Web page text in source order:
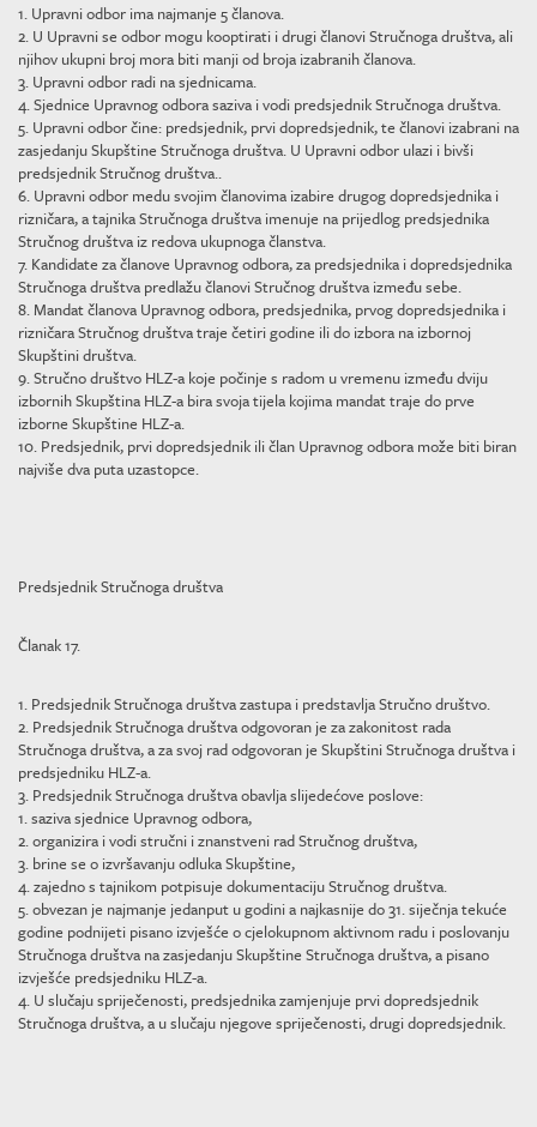
1. Upravni odbor ima najmanje 5 članova.
2. U Upravni se odbor mogu kooptirati i drugi članovi Stručnoga društva, ali
njihov ukupni broj mora biti manji od broja izabranih članova.
3. Upravni odbor radi na sjednicama.
4. Sjednice Upravnog odbora saziva i vodi predsjednik Stručnoga društva.
5. Upravni odbor čine: predsjednik, prvi dopredsjednik, te članovi izabrani na
zasjedanju Skupštine Stručnoga društva. U Upravni odbor ulazi i bivši
predsjednik Stručnog društva..
6. Upravni odbor medu svojim članovima izabire drugog dopredsjednika i
rizničara, a tajnika Stručnoga društva imenuje na prijedlog predsjednika
Stručnog društva iz redova ukupnoga članstva.
7. Kandidate za članove Upravnog odbora, za predsjednika i dopredsjednika
Stručnoga društva predlažu članovi Stručnog društva između sebe.
8. Mandat članova Upravnog odbora, predsjednika, prvog dopredsjednika i
rizničara Stručnog društva traje četiri godine ili do izbora na izbornoj
Skupštini društva.
9. Stručno društvo HLZ-a koje počinje s radom u vremenu između dviju
izbornih Skupština HLZ-a bira svoja tijela kojima mandat traje do prve
izborne Skupštine HLZ-a.
10. Predsjednik, prvi dopredsjednik ili član Upravnog odbora može biti biran
najviše dva puta uzastopce.
Predsjednik Stručnoga društva
Članak 17.
1. Predsjednik Stručnoga društva zastupa i predstavlja Stručno društvo.
2. Predsjednik Stručnoga društva odgovoran je za zakonitost rada
Stručnoga društva, a za svoj rad odgovoran je Skupštini Stručnoga društva i
predsjedniku HLZ-a.
3. Predsjednik Stručnoga društva obavlja slijedećove poslove:
1. saziva sjednice Upravnog odbora,
2. organizira i vodi stručni i znanstveni rad Stručnog društva,
3. brine se o izvršavanju odluka Skupštine,
4. zajedno s tajnikom potpisuje dokumentaciju Stručnog društva.
5. obvezan je najmanje jedanput u godini a najkasnije do 31. siječnja tekuće
godine podnijeti pisano izvješće o cjelokupnom aktivnom radu i poslovanju
Stručnoga društva na zasjedanju Skupštine Stručnoga društva, a pisano
izvješće predsjedniku HLZ-a.
4. U slučaju spriječenosti, predsjednika zamjenjuje prvi dopredsjednik
Stručnoga društva, a u slučaju njegove spriječenosti, drugi dopredsjednik.